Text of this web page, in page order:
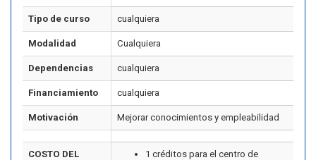
Tipo de curso cualquiera
Modalidad Cualquiera
Dependencias cualquiera
Financiamiento cualquiera
Motivación Mejorar conocimientos y empleabilidad
COSTO DEL
1 créditos para el centro de